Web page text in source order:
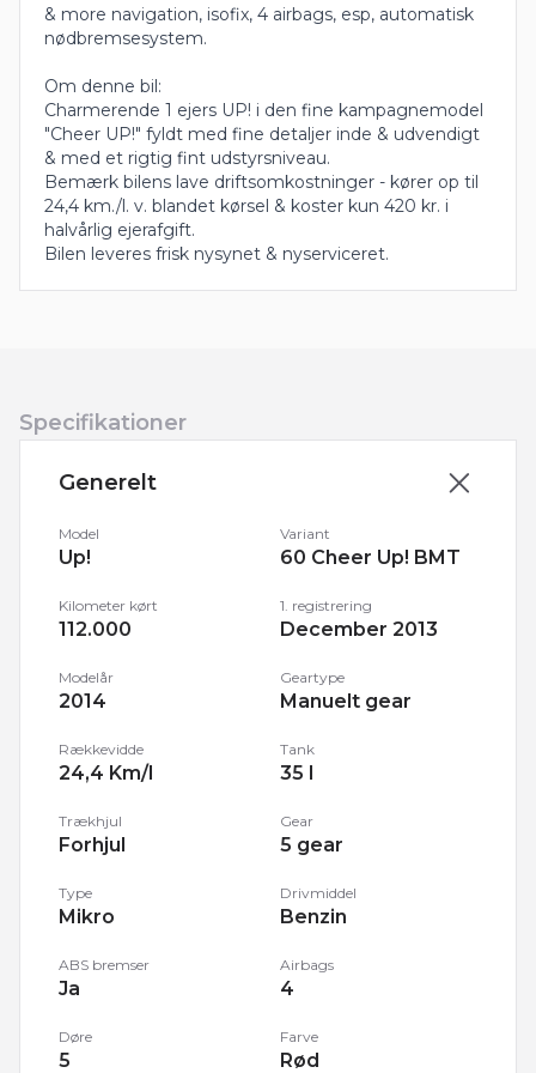
& more navigation, isofix, 4 airbags, esp, automatisk
nødbremsesystem.
Om denne bil:
Charmerende 1 ejers UP! i den fine kampagnemodel
"Cheer UP!" fyldt med fine detaljer inde & udvendigt
& med et rigtig fint udstyrsniveau.
Bemærk bilens lave driftsomkostninger - kører op til
24,4 km./l. v. blandet kørsel & koster kun 420 kr. i
halvårlig ejerafgift.
Bilen leveres frisk nysynet & nyserviceret.
Specifikationer
Generelt
Model
Up!
Variant
60 Cheer Up! BMT
Kilometer kørt
112.000
1. registrering
December 2013
Modelår
2014
Geartype
Manuelt gear
Rækkevidde
24,4 Km/l
Tank
35 l
Trækhjul
Forhjul
Gear
5 gear
Type
Mikro
Drivmiddel
Benzin
ABS bremser
Ja
Airbags
4
Døre
5
Farve
Rød